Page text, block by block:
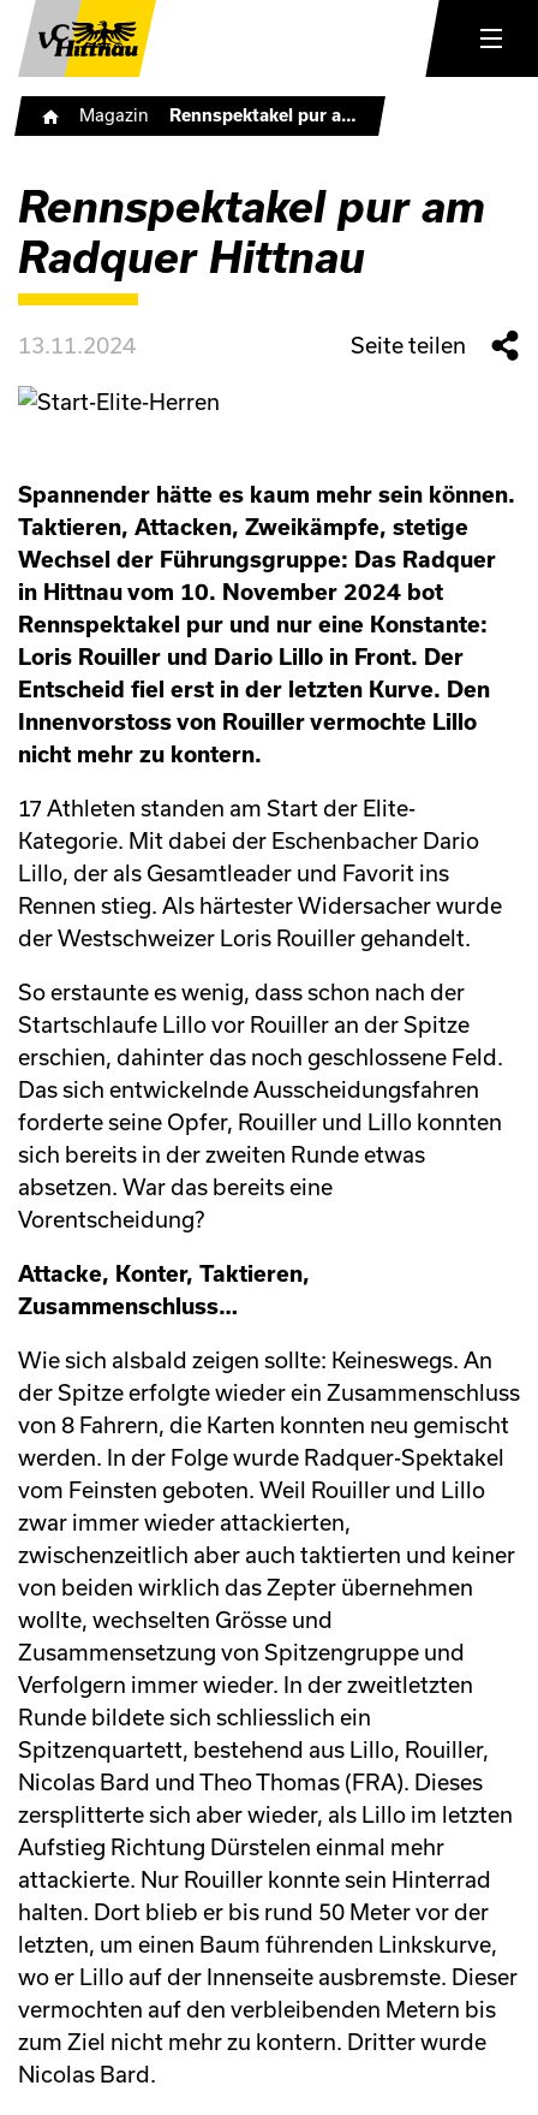
Magazin Rennspektakel pur am Radquer Hittnau
Rennspektakel pur am
Radquer Hittnau
13.11.2024 Seite teilen
Spannender hätte es kaum mehr sein können.
Taktieren, Attacken, Zweikämpfe, stetige
Wechsel der Führungsgruppe: Das Radquer
in Hittnau vom 10. November 2024 bot
Rennspektakel pur und nur eine Konstante:
Loris Rouiller und Dario Lillo in Front. Der
Entscheid fiel erst in der letzten Kurve. Den
Innenvorstoss von Rouiller vermochte Lillo
nicht mehr zu kontern.
17 Athleten standen am Start der Elite-
Kategorie. Mit dabei der Eschenbacher Dario
Lillo, der als Gesamtleader und Favorit ins
Rennen stieg. Als härtester Widersacher wurde
der Westschweizer Loris Rouiller gehandelt.
So erstaunte es wenig, dass schon nach der
Startschlaufe Lillo vor Rouiller an der Spitze
erschien, dahinter das noch geschlossene Feld.
Das sich entwickelnde Ausscheidungsfahren
forderte seine Opfer, Rouiller und Lillo konnten
sich bereits in der zweiten Runde etwas
absetzen. War das bereits eine
Vorentscheidung?
Attacke, Konter, Taktieren,
Zusammenschluss…
Wie sich alsbald zeigen sollte: Keineswegs. An
der Spitze erfolgte wieder ein Zusammenschluss
von 8 Fahrern, die Karten konnten neu gemischt
werden. In der Folge wurde Radquer-Spektakel
vom Feinsten geboten. Weil Rouiller und Lillo
zwar immer wieder attackierten,
zwischenzeitlich aber auch taktierten und keiner
von beiden wirklich das Zepter übernehmen
wollte, wechselten Grösse und
Zusammensetzung von Spitzengruppe und
Verfolgern immer wieder. In der zweitletzten
Runde bildete sich schliesslich ein
Spitzenquartett, bestehend aus Lillo, Rouiller,
Nicolas Bard und Theo Thomas (FRA). Dieses
zersplitterte sich aber wieder, als Lillo im letzten
Aufstieg Richtung Dürstelen einmal mehr
attackierte. Nur Rouiller konnte sein Hinterrad
halten. Dort blieb er bis rund 50 Meter vor der
letzten, um einen Baum führenden Linkskurve,
wo er Lillo auf der Innenseite ausbremste. Dieser
vermochten auf den verbleibenden Metern bis
zum Ziel nicht mehr zu kontern. Dritter wurde
Nicolas Bard.